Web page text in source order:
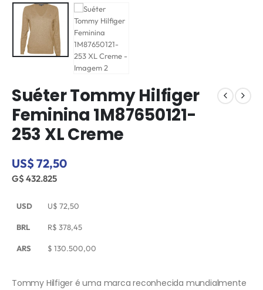
Suéter Tommy Hilfiger
Feminina 1M87650121-
253 XL Creme
US$ 72,50
G$ 432.825
USD U$ 72,50
BRL R$ 378,45
ARS $ 130.500,00
Tommy Hilfiger é uma marca reconhecida mundialmente